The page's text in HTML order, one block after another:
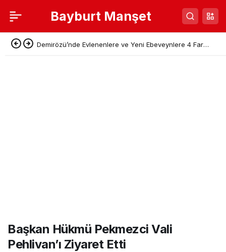
Bayburt Manşet
Demirözü’nde Evlenenlere ve Yeni Ebeveynlere 4 Farklı
Başkan Hükmü Pekmezci Vali
Pehlivan’ı Ziyaret Etti